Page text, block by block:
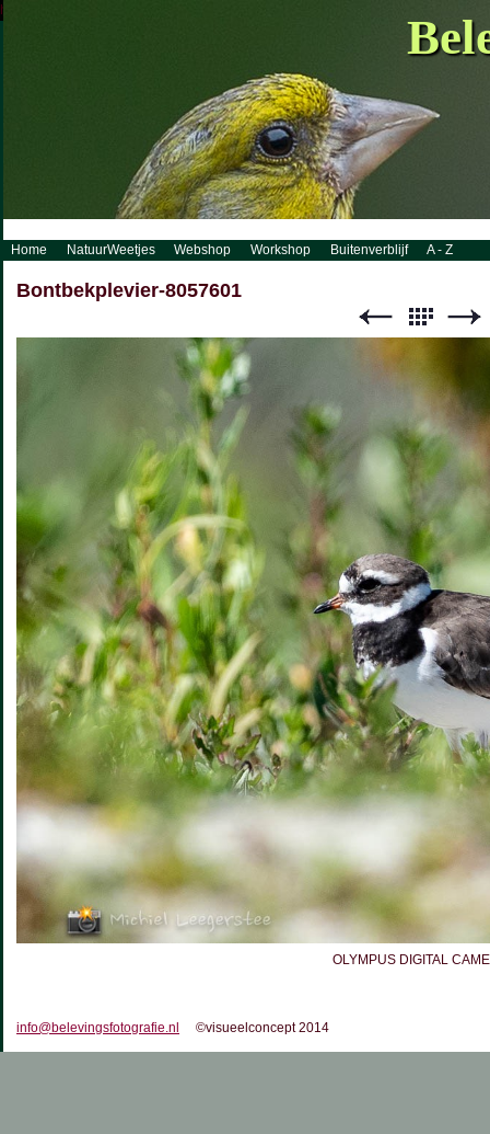
http://www.visueelconcept.nl/sitemap.xml.gz
Home NatuurWeetjes Webshop Workshop Buitenverblijf A - Z
Bontbekplevier-8057601
OLYMPUS DIGITAL
info@belevingsfotografie.nl ©visueelconcept 2014